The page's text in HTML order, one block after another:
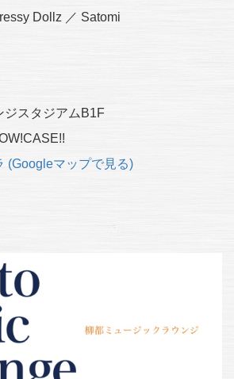
Dollz ／ Satomi
ジスタジアムB1F
(Googleマップで見る)